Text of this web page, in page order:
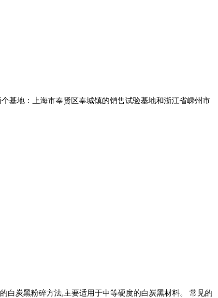
基地：上海市奉贤区奉城镇的销售试验基地和浙江省嵊州市
白炭黑粉碎方法,主要适用于中等硬度的白炭黑材料。 常见的